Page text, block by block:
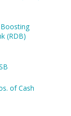
(RDB)
of Cash